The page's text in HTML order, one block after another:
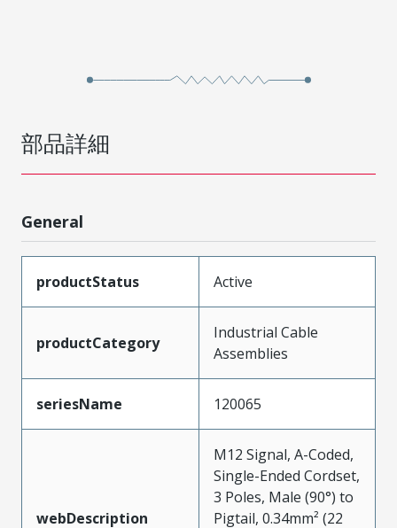
部品詳細
General
productStatus Active
productCategory
Industrial Cable
Assemblies
seriesName 120065
webDescription
M12 Signal, A-Coded,
Single-Ended Cordset,
3 Poles, Male (90°) to
Pigtail, 0.34mm² (22